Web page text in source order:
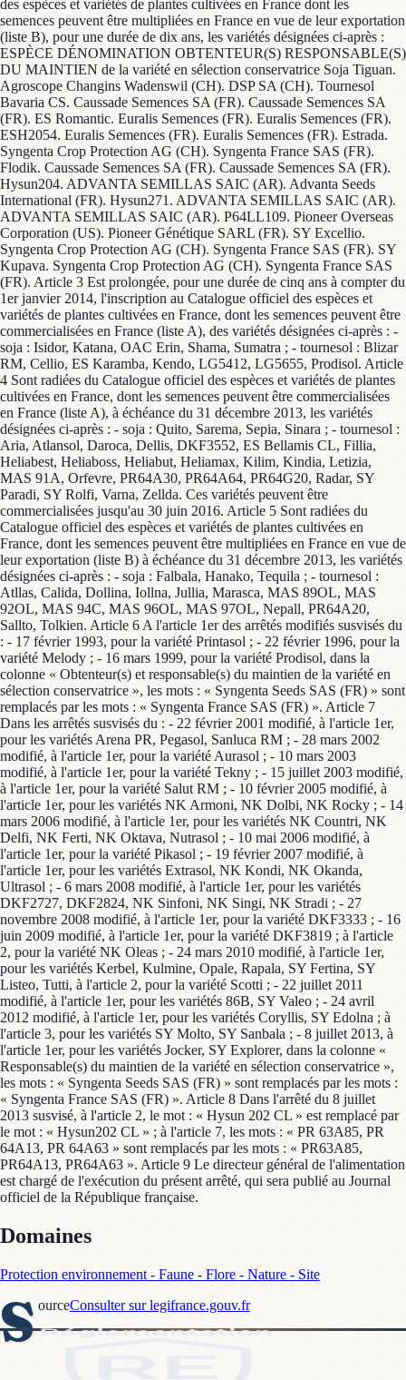
des espèces et variétés de plantes cultivées en France dont les
semences peuvent être multipliées en France en vue de leur exportation
(liste B), pour une durée de dix ans, les variétés désignées ci-après :
ESPÈCE DÉNOMINATION OBTENTEUR(S) RESPONSABLE(S)
DU MAINTIEN de la variété en sélection conservatrice Soja Tiguan.
Agroscope Changins Wadenswil (CH). DSP SA (CH). Tournesol
Bavaria CS. Caussade Semences SA (FR). Caussade Semences SA
(FR). ES Romantic. Euralis Semences (FR). Euralis Semences (FR).
ESH2054. Euralis Semences (FR). Euralis Semences (FR). Estrada.
Syngenta Crop Protection AG (CH). Syngenta France SAS (FR).
Flodik. Caussade Semences SA (FR). Caussade Semences SA (FR).
Hysun204. ADVANTA SEMILLAS SAIC (AR). Advanta Seeds
International (FR). Hysun271. ADVANTA SEMILLAS SAIC (AR).
ADVANTA SEMILLAS SAIC (AR). P64LL109. Pioneer Overseas
Corporation (US). Pioneer Génétique SARL (FR). SY Excellio.
Syngenta Crop Protection AG (CH). Syngenta France SAS (FR). SY
Kupava. Syngenta Crop Protection AG (CH). Syngenta France SAS
(FR). Article 3 Est prolongée, pour une durée de cinq ans à compter du
1er janvier 2014, l'inscription au Catalogue officiel des espèces et
variétés de plantes cultivées en France, dont les semences peuvent être
commercialisées en France (liste A), des variétés désignées ci-après : -
soja : Isidor, Katana, OAC Erin, Shama, Sumatra ; - tournesol : Blizar
RM, Cellio, ES Karamba, Kendo, LG5412, LG5655, Prodisol. Article
4 Sont radiées du Catalogue officiel des espèces et variétés de plantes
cultivées en France, dont les semences peuvent être commercialisées
en France (liste A), à échéance du 31 décembre 2013, les variétés
désignées ci-après : - soja : Quito, Sarema, Sepia, Sinara ; - tournesol :
Aria, Atlansol, Daroca, Dellis, DKF3552, ES Bellamis CL, Fillia,
Heliabest, Heliaboss, Heliabut, Heliamax, Kilim, Kindia, Letizia,
MAS 91A, Orfevre, PR64A30, PR64A64, PR64G20, Radar, SY
Paradi, SY Rolfi, Varna, Zellda. Ces variétés peuvent être
commercialisées jusqu'au 30 juin 2016. Article 5 Sont radiées du
Catalogue officiel des espèces et variétés de plantes cultivées en
France, dont les semences peuvent être multipliées en France en vue de
leur exportation (liste B) à échéance du 31 décembre 2013, les variétés
désignées ci-après : - soja : Falbala, Hanako, Tequila ; - tournesol :
Atllas, Calida, Dollina, Iollna, Jullia, Marasca, MAS 89OL, MAS
92OL, MAS 94C, MAS 96OL, MAS 97OL, Nepall, PR64A20,
Sallto, Tolkien. Article 6 A l'article 1er des arrêtés modifiés susvisés du
: - 17 février 1993, pour la variété Printasol ; - 22 février 1996, pour la
variété Melody ; - 16 mars 1999, pour la variété Prodisol, dans la
colonne « Obtenteur(s) et responsable(s) du maintien de la variété en
sélection conservatrice », les mots : « Syngenta Seeds SAS (FR) » sont
remplacés par les mots : « Syngenta France SAS (FR) ». Article 7
Dans les arrêtés susvisés du : - 22 février 2001 modifié, à l'article 1er,
pour les variétés Arena PR, Pegasol, Sanluca RM ; - 28 mars 2002
modifié, à l'article 1er, pour la variété Aurasol ; - 10 mars 2003
modifié, à l'article 1er, pour la variété Tekny ; - 15 juillet 2003 modifié,
à l'article 1er, pour la variété Salut RM ; - 10 février 2005 modifié, à
l'article 1er, pour les variétés NK Armoni, NK Dolbi, NK Rocky ; - 14
mars 2006 modifié, à l'article 1er, pour les variétés NK Countri, NK
Delfi, NK Ferti, NK Oktava, Nutrasol ; - 10 mai 2006 modifié, à
l'article 1er, pour la variété Pikasol ; - 19 février 2007 modifié, à
l'article 1er, pour les variétés Extrasol, NK Kondi, NK Okanda,
Ultrasol ; - 6 mars 2008 modifié, à l'article 1er, pour les variétés
DKF2727, DKF2824, NK Sinfoni, NK Singi, NK Stradi ; - 27
novembre 2008 modifié, à l'article 1er, pour la variété DKF3333 ; - 16
juin 2009 modifié, à l'article 1er, pour la variété DKF3819 ; à l'article
2, pour la variété NK Oleas ; - 24 mars 2010 modifié, à l'article 1er,
pour les variétés Kerbel, Kulmine, Opale, Rapala, SY Fertina, SY
Listeo, Tutti, à l'article 2, pour la variété Scotti ; - 22 juillet 2011
modifié, à l'article 1er, pour les variétés 86B, SY Valeo ; - 24 avril
2012 modifié, à l'article 1er, pour les variétés Coryllis, SY Edolna ; à
l'article 3, pour les variétés SY Molto, SY Sanbala ; - 8 juillet 2013, à
l'article 1er, pour les variétés Jocker, SY Explorer, dans la colonne «
Responsable(s) du maintien de la variété en sélection conservatrice »,
les mots : « Syngenta Seeds SAS (FR) » sont remplacés par les mots :
« Syngenta France SAS (FR) ». Article 8 Dans l'arrêté du 8 juillet
2013 susvisé, à l'article 2, le mot : « Hysun 202 CL » est remplacé par
le mot : « Hysun202 CL » ; à l'article 7, les mots : « PR 63A85, PR
64A13, PR 64A63 » sont remplacés par les mots : « PR63A85,
PR64A13, PR64A63 ». Article 9 Le directeur général de l'alimentation
est chargé de l'exécution du présent arrêté, qui sera publié au Journal
officiel de la République française.
Domaines
Protection environnement - Faune - Flore - Nature - Site
S ourceConsulter sur legifrance.gouv.fr